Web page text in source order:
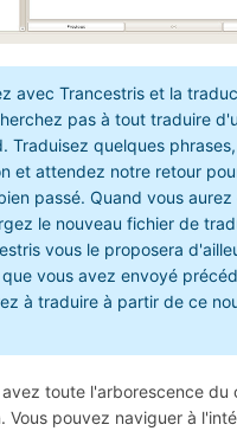
avec Trancestris et la
pas à tout traduire
Traduisez quelques
et attendez notre retour
passé. Quand vous aurez
le nouveau fichier de
vous le proposera
vous avez envoyé
à traduire à partir de ce
toute l'arborescence du
Vous pouvez naviguer à